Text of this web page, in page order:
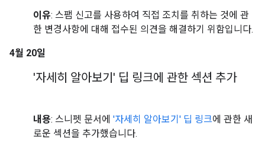
이유: 스팸 신고를 사용하여 직접 조치를 취하는 것에 관
한 변경사항에 대해 접수된 의견을 해결하기 위함입니다.
4월 20일
'자세히 알아보기' 딥 링크에 관한 섹션 추가
내용: 스니펫 문서에 '자세히 알아보기' 딥 링크에 관한 새
로운 섹션을 추가했습니다.